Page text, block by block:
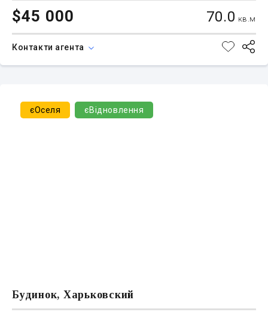
$45 000 70.0 кв.м
Контакти агента
єОселя єВідновлення
Будинок, Харьковский